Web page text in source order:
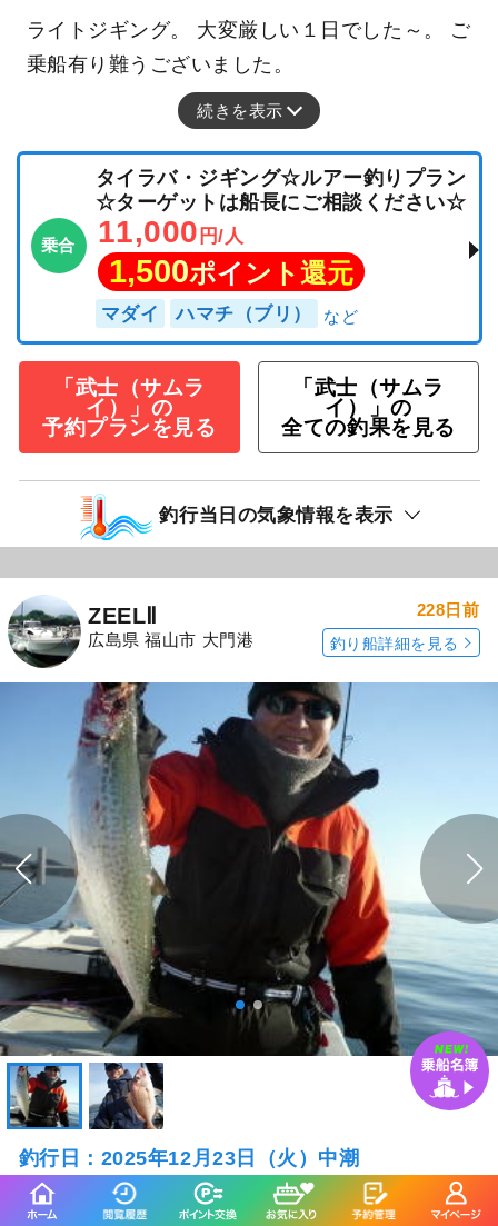
ライトジギング。 大変厳しい１日でした～。 ご
乗船有り難うございました。
続きを表示
乗合
タイラバ・ジギング☆ルアー釣りプラン
☆ターゲットは船長にご相談ください☆
11,000 円/人
1,500ポイント還元
マダイ ハマチ（ブリ）
「武士（サムラ
イ）」の
予約プランを見る
「武士（サムラ
イ）」の
全ての釣果を見る
釣行当日の気象情報を表示
ZEELⅡ
広島県 福山市 大門港
228日前
釣り船詳細を見る
釣行日：2025年12月23日（火）中潮
サワラ